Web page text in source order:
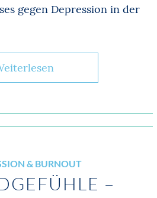
gegen Depression in der
& BURNOUT
–